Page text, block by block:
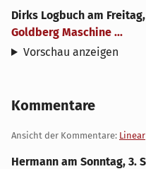
Dirks Logbuch am
Goldberg Maschine ...
Vorschau anzeigen
Kommentare
Ansicht der Kommentare: Linear
Hermann am Sonntag, 3.